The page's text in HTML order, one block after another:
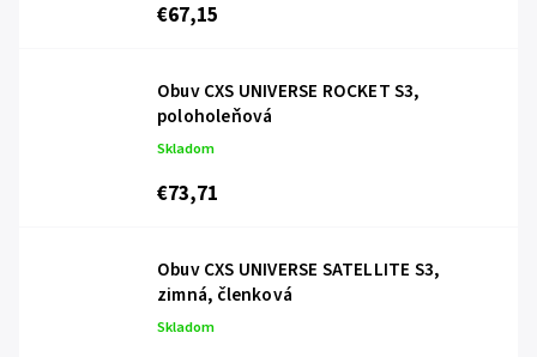
€67,15
Obuv CXS UNIVERSE ROCKET S3,
poloholeňová
Skladom
€73,71
Obuv CXS UNIVERSE SATELLITE S3,
zimná, členková
Skladom